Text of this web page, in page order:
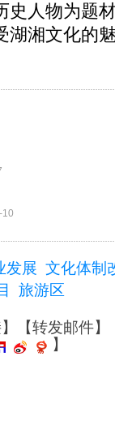
史人物为题
湖湘文化的
10
发展 文化体制
旅游区
】【转发邮件】
】